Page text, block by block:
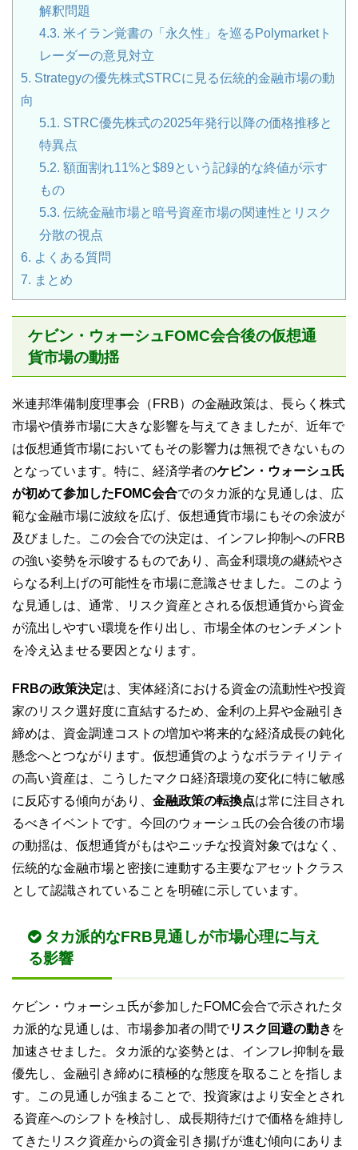
解釈問題
4.3. 米イラン覚書の「永久性」を巡るPolymarketト
レーダーの意見対立
5. Strategyの優先株式STRCに見る伝統的金融市場の動
向
5.1. STRC優先株式の2025年発行以降の価格推移と
特異点
5.2. 額面割れ11%と$89という記録的な終値が示す
もの
5.3. 伝統金融市場と暗号資産市場の関連性とリスク
分散の視点
6. よくある質問
7. まとめ
ケビン・ウォーシュFOMC会合後の仮想通
貨市場の動揺
米連邦準備制度理事会（FRB）の金融政策は、長らく株式
市場や債券市場に大きな影響を与えてきましたが、近年で
は仮想通貨市場においてもその影響力は無視できないもの
となっています。特に、経済学者のケビン・ウォーシュ氏
が初めて参加したFOMC会合でのタカ派的な見通しは、広
範な金融市場に波紋を広げ、仮想通貨市場にもその余波が
及びました。この会合での決定は、インフレ抑制へのFRB
の強い姿勢を示唆するものであり、高金利環境の継続やさ
らなる利上げの可能性を市場に意識させました。このよう
な見通しは、通常、リスク資産とされる仮想通貨から資金
が流出しやすい環境を作り出し、市場全体のセンチメント
を冷え込ませる要因となります。
FRBの政策決定は、実体経済における資金の流動性や投資
家のリスク選好度に直結するため、金利の上昇や金融引き
締めは、資金調達コストの増加や将来的な経済成長の鈍化
懸念へとつながります。仮想通貨のようなボラティリティ
の高い資産は、こうしたマクロ経済環境の変化に特に敏感
に反応する傾向があり、 金融政策の転換点は常に注目され
るべきイベントです。今回のウォーシュ氏の会合後の市場
の動揺は、仮想通貨がもはやニッチな投資対象ではなく、
伝統的な金融市場と密接に連動する主要なアセットクラス
として認識されていることを明確に示しています。
タカ派的なFRB見通しが市場心理に与え
る影響
ケビン・ウォーシュ氏が参加したFOMC会合で示されたタ
カ派的な見通しは、市場参加者の間でリスク回避の動き を
加速させました。タカ派的な姿勢とは、インフレ抑制を最
優先し、金融引き締めに積極的な態度を取ることを指しま
す。この見通しが強まることで、投資家はより安全とされ
る資産へのシフトを検討し、成長期待だけで価格を維持し
てきたリスク資産からの資金引き揚げが進む傾向にありま